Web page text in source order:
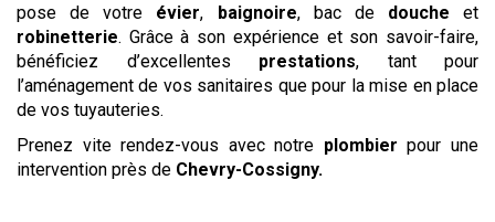
pose de votre évier, baignoire, bac de douche et
robinetterie. Grâce à son expérience et son savoir-faire,
bénéficiez d’excellentes prestations, tant pour
l’aménagement de vos sanitaires que pour la mise en place
de vos tuyauteries.
Prenez vite rendez-vous avec notre plombier pour une
intervention près de Chevry-Cossigny.